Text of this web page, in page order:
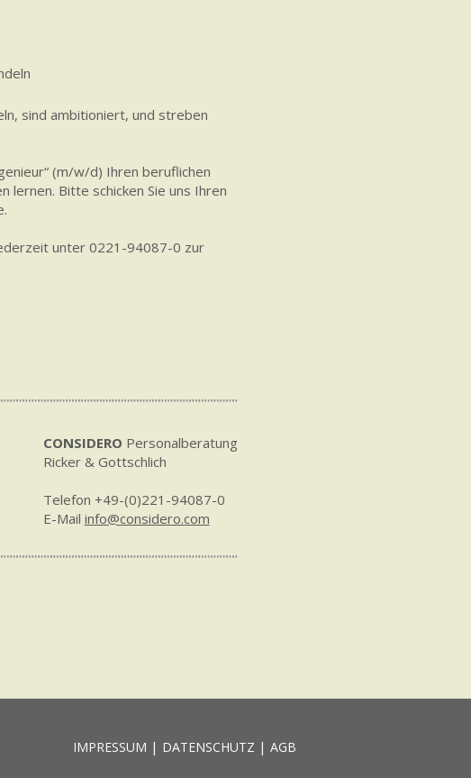
sind ambitioniert, und streben
(m/w/d) Ihren beruflichen
lernen. Bitte schicken Sie uns Ihren
unter 0221-94087-0 zur
CONSIDERO Personalberatung
Ricker & Gottschlich
Telefon +49-(0)221-94087-0
E-Mail info@considero.com
IMPRESSUM | DATENSCHUTZ | AGB